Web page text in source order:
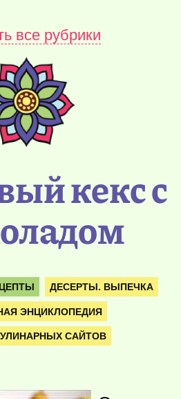
все рубрики
кекс с
ДЕСЕРТЫ. ВЫПЕЧКА
ЭНЦИКЛОПЕДИЯ
САЙТОВ